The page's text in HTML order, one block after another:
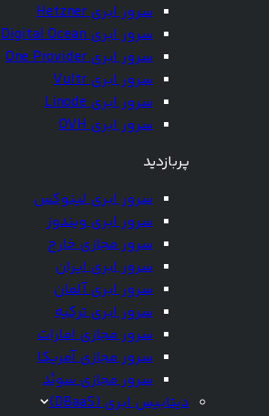
سرور ابری Hetzner
سرور ابری Digital Ocean
سرور ابری One Provider
سرور ابری Vultr
سرور ابری Linode
سرور ابری OVH
پربازدید
سرور ابری لینوکس
سرور ابری ویندوز
سرور مجازی خارج
سرور ابری ایران
سرور ابری آلمان
سرور ابری ترکیه
سرور مجازی امارات
سرور مجازی آمریکا
سرور مجازی سوئد
دیتابیس ابری (DBaaS)